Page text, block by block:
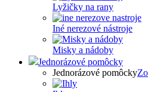
Lyžičky na rany
Iné nerezové nástroje
Misky a nádoby
Jednorázové pomôcky
Jednorázové pomôcky